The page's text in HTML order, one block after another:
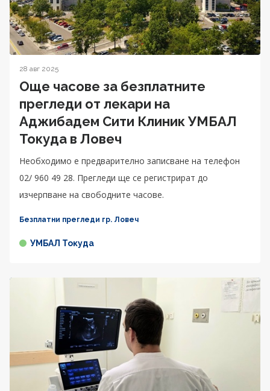
28 авг 2025
Още часове за безплатните
прегледи от лекари на
Аджибадем Сити Клиник УМБАЛ
Токуда в Ловеч
Необходимо е предварително записване на телефон
02/ 960 49 28. Прегледи ще се регистрират до
изчерпване на свободните часове.
Безплатни прегледи гр. Ловеч
УМБАЛ Токуда